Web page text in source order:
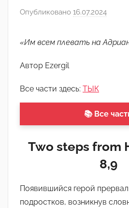
Опубликовано 16.07.2024
т
а
н
(
р
д
а
«Им всем плевать на
Автор Ezergil
Все части здесь: ТЫК
📚 Все
Two steps from
8,9
Появившийся герой
подростков, возникнув